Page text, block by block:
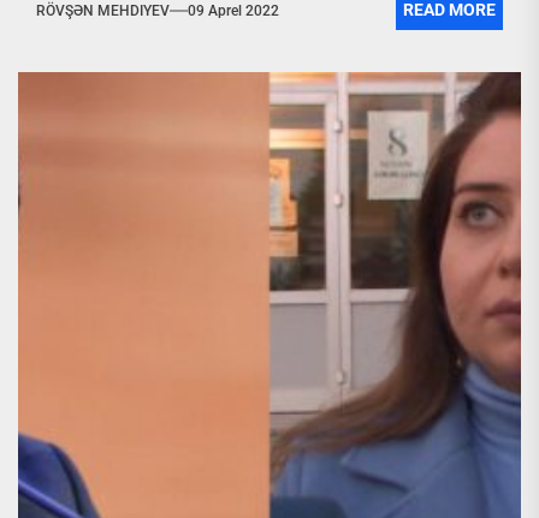
RÖVŞƏN MEHDIYEV 09 Aprel 2022 READ MORE